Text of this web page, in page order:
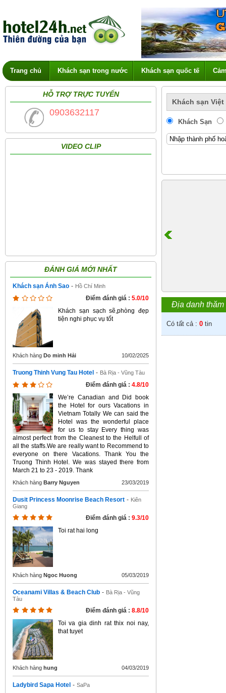
Trang chủ Khách sạn trong nước Khách sạn quốc tế
HỖ TRỢ TRỰC TUYẾN
0903632117
VIDEO CLIP
ĐÁNH GIÁ MỚI NHẤT
Khách sạn Ánh Sao - Hồ Chí Minh
Điểm đánh giá : 5.0/10
Khách sạn sạch sẽ,phòng đẹp
tiện nghi phục vụ tốt
Khách hàng Do minh Hải 10/02/2025
Truong Thinh Vung Tau Hotel - Bà Rịa - Vũng Tàu
Điểm đánh giá : 4.8/10
We’re Canadian and Did book
the Hotel for ours Vacations in
Vietnam Totally We can said the
Hotel was the wonderful place
for us to stay Every thing was
almost perfect from the Cleanest to the Helfull of
all the staffs.We are really want to Recommend to
everyone on there Vacations. Thank You the
Truong Thinh Hotel. We was stayed there from
March 21 to 23 - 2019. Thank
Khách hàng Barry Nguyen 23/03/2019
Dusit Princess Moonrise Beach Resort - Kiên
Giang
Điểm đánh giá : 9.3/10
Toi rat hai long
Khách hàng Ngoc Huong 05/03/2019
Oceanami Villas & Beach Club - Bà Rịa - Vũng
Tàu
Điểm đánh giá : 8.8/10
Toi va gia dinh rat thix noi nay,
that tuyet
Khách hàng hung 04/03/2019
Ladybird Sapa Hotel - SaPa
Khách sạn Việt
Khách Sạn
Địa danh thăm
Có tất cả : 0 tin